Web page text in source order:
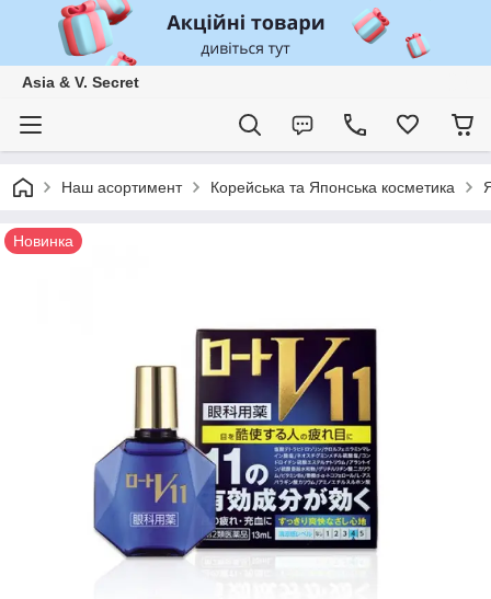
Asia & V. Secret
Наш асортимент Корейська та Японська косметика
Новинка